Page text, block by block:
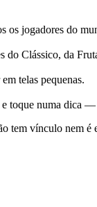
jogadores do
do Clássico, da
telas pequenas.
toque numa dica
vínculo nem é